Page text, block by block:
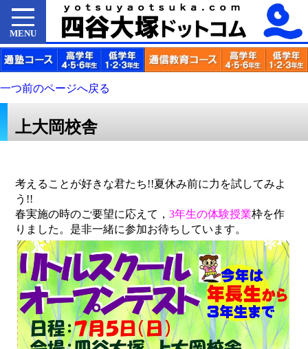
MENU
一つ前のページへ戻る
上大岡校舎
考えることが好きな君たち!!夏休み前に力を試してみよ
う!!
春実施の時のご要望に応えて，3年生の体験授業枠を作
りました。是非一緒に参加お待ちしています。